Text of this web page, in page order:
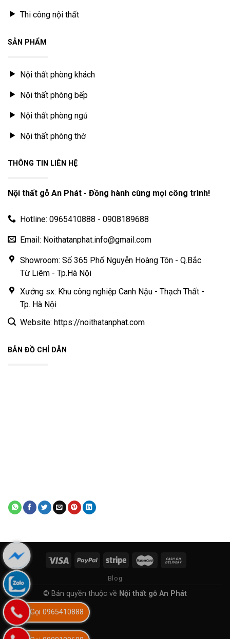
Thi công nội thất
SẢN PHẨM
Nội thất phòng khách
Nội thất phòng bếp
Nội thất phòng ngủ
Nội thất phòng thờ
THÔNG TIN LIÊN HỆ
Nội thất gỗ An Phát - Đồng hành cùng mọi công trình!
Hotline: 0965410888 - 0908189688
Email: Noithatanphat.info@gmail.com
Showroom: Số 365 Phố Nguyễn Hoàng Tôn - Q.Bắc
Từ Liêm - Tp.Hà Nội
Xưởng sx: Khu công nghiệp Canh Nậu - Thạch Thất -
Tp. Hà Nội
Website: https://noithatanphat.com
BẢN ĐỒ CHỈ DẪN
Gọi 0965410888
Blog
© Bản quyền thuộc về Nội thất gỗ An Phát